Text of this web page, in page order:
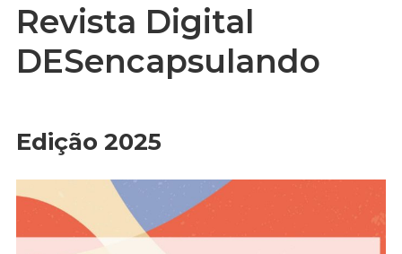
Revista Digital
DESencapsulando
Edição 2025